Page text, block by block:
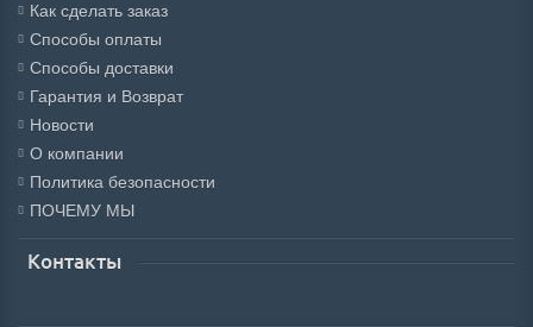
Как сделать заказ
Способы оплаты
Способы доставки
Гарантия и Возврат
Новости
О компании
Политика безопасности
ПОЧЕМУ МЫ
Контакты